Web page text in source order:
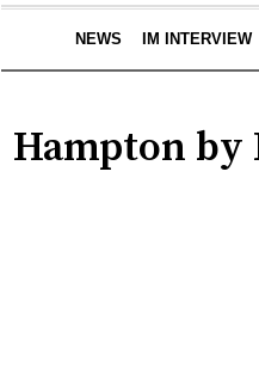
NEWS IM INTERVIEW
Hampton